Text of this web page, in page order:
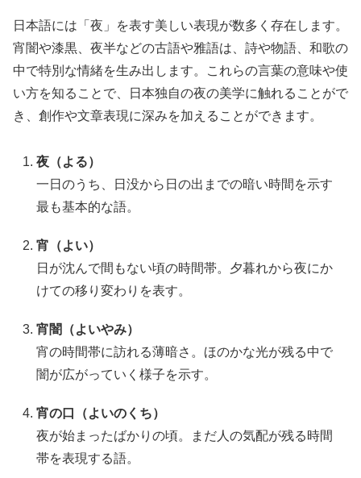
日本語には「夜」を表す美しい表現が数多く存在します。
宵闇や漆黒、夜半などの古語や雅語は、詩や物語、和歌の
中で特別な情緒を生み出します。これらの言葉の意味や使
い方を知ることで、日本独自の夜の美学に触れることがで
き、創作や文章表現に深みを加えることができます。
夜（よる）
一日のうち、日没から日の出までの暗い時間を示す
最も基本的な語。
宵（よい）
日が沈んで間もない頃の時間帯。夕暮れから夜にか
けての移り変わりを表す。
宵闇（よいやみ）
宵の時間帯に訪れる薄暗さ。ほのかな光が残る中で
闇が広がっていく様子を示す。
宵の口（よいのくち）
夜が始まったばかりの頃。まだ人の気配が残る時間
帯を表現する語。